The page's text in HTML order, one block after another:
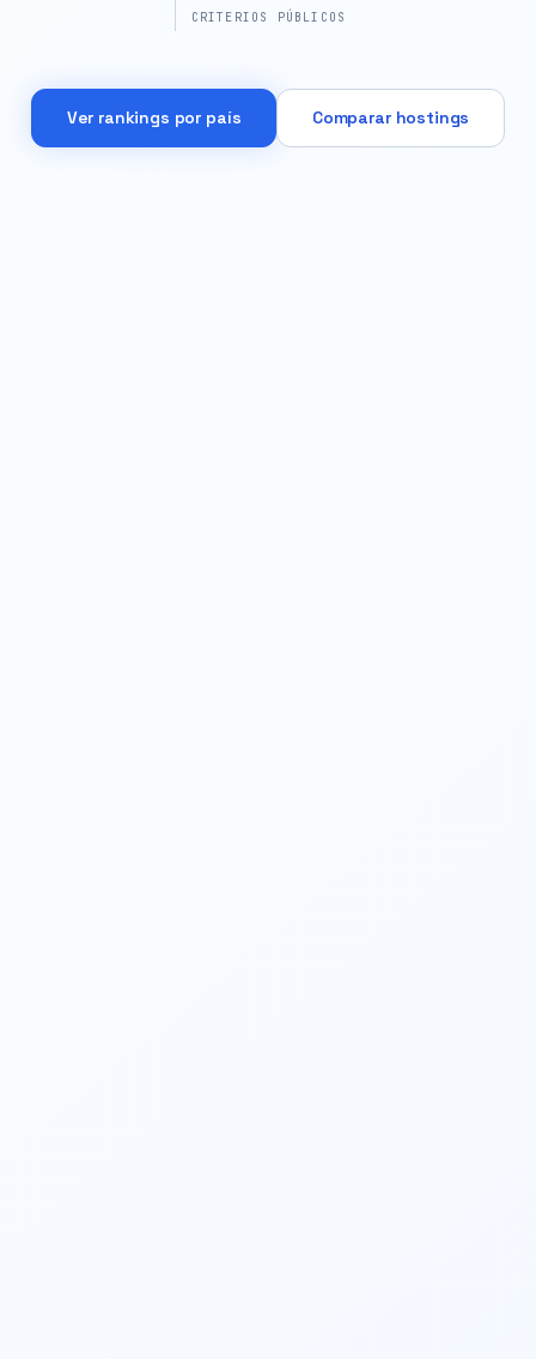
CRITERIOS PÚBLICOS
Ver rankings por país Comparar hostings